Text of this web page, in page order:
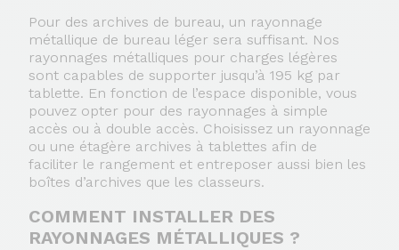
Pour des archives de bureau, un rayonnage
métallique de bureau léger sera suffisant. Nos
rayonnages métalliques pour charges légères
sont capables de supporter jusqu’à 195 kg par
tablette. En fonction de l’espace disponible, vous
pouvez opter pour des rayonnages à simple
accès ou à double accès. Choisissez un rayonnage
ou une étagère archives à tablettes afin de
faciliter le rangement et entreposer aussi bien les
boîtes d’archives que les classeurs.
COMMENT INSTALLER DES
RAYONNAGES MÉTALLIQUES ?